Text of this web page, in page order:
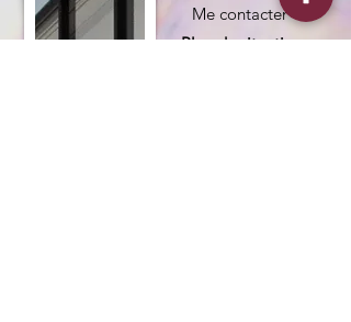
Dimension : 7 x 7
Me contacter
Plan de situation